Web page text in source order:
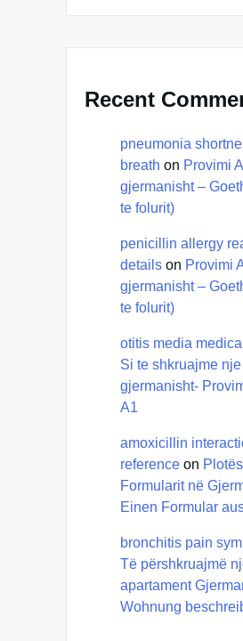
Recent
pneumonia
breath on Provimi
gjermanisht –
te folurit)
penicillin allergy
details on Provimi
gjermanisht –
te folurit)
otitis media
Si te shkruajme
gjermanisht-
A1
amoxicillin
reference on
Formularit në
Einen Formular
bronchitis pain
Të përshkruajmë
apartament
Wohnung